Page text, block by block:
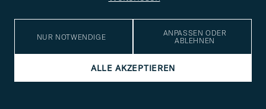
NUR NOTWENDIGE
ANPASSEN ODER
ABLEHNEN
ALLE AKZEPTIEREN